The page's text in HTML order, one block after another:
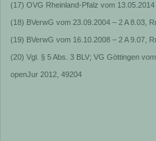
(17) OVG Rheinland-Pfalz vom
(18) BVerwG vom 23.09.2004 – 2 A 8.03,
(19) BVerwG vom 16.10.2008 – 2 A 9.07,
(20) Vgl. § 5 Abs. 3 BLV; VG Göttingen
openJur 2012, 49204